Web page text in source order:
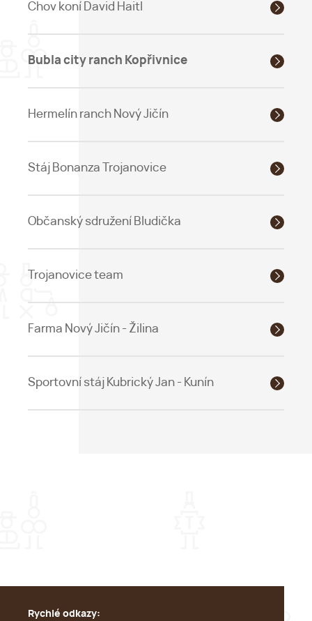
Chov koní David Haitl
Bubla city ranch Kopřivnice
Hermelín ranch Nový Jičín
Stáj Bonanza Trojanovice
Občanský sdružení Bludička
Trojanovice team
Farma Nový Jičín - Žilina
Sportovní stáj Kubrický Jan - Kunín
Rychlé odkazy: